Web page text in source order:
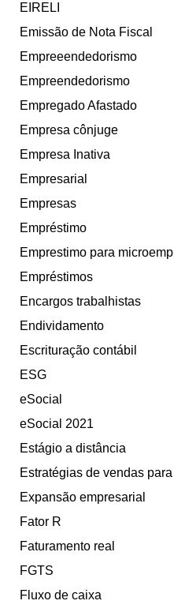
EIRELI
Emissão de Nota Fiscal
Empreeendedorismo
Empreendedorismo
Empregado Afastado
Empresa cônjuge
Empresa Inativa
Empresarial
Empresas
Empréstimo
Emprestimo para
Empréstimos
Encargos trabalhistas
Endividamento
Escrituração contábil
ESG
eSocial
eSocial 2021
Estágio a distância
Estratégias de vendas
Expansão empresarial
Fator R
Faturamento real
FGTS
Fluxo de caixa